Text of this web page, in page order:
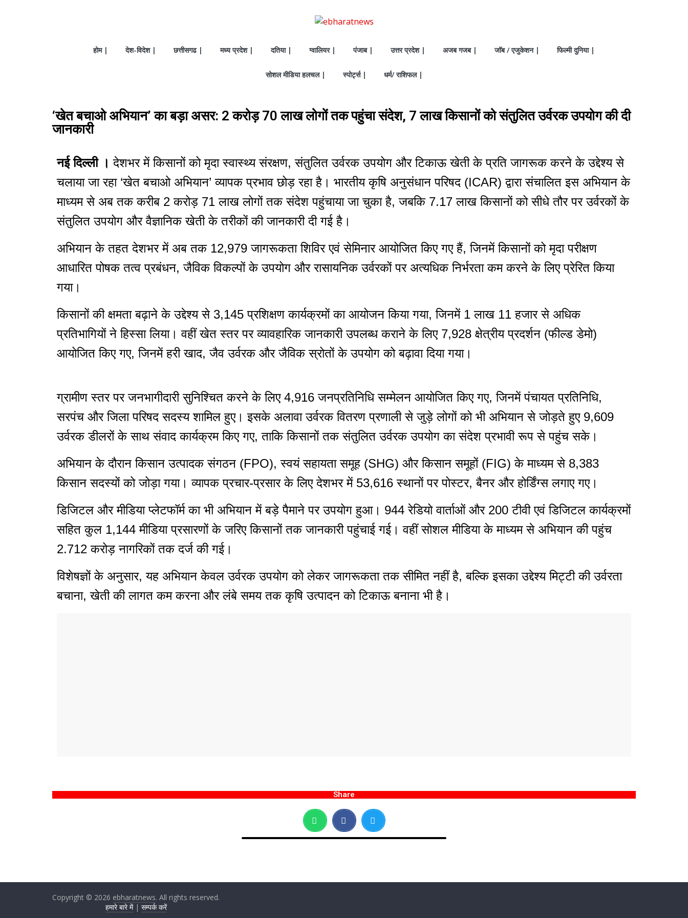
होम | देश-विदेश | छत्तीसगढ | मध्य प्रदेश | दतिया | ग्वालियर | पंजाब | उत्तर प्रदेश | अजब गजब | जॉब / एजुकेशन | फिल्मी दुनिया |
सोशल मीडिया हलचल | स्पोर्ट्स | धर्म/ राशिफल |
‘खेत बचाओ अभियान’ का बड़ा असर: 2 करोड़ 70 लाख लोगों तक पहुंचा संदेश, 7 लाख किसानों को संतुलित उर्वरक उपयोग की दी
जानकारी
नई दिल्ली । देशभर में किसानों को मृदा स्वास्थ्य संरक्षण, संतुलित उर्वरक उपयोग और टिकाऊ खेती के प्रति जागरूक करने के उद्देश्य से
चलाया जा रहा ‘खेत बचाओ अभियान’ व्यापक प्रभाव छोड़ रहा है। भारतीय कृषि अनुसंधान परिषद (ICAR) द्वारा संचालित इस अभियान के
माध्यम से अब तक करीब 2 करोड़ 71 लाख लोगों तक संदेश पहुंचाया जा चुका है, जबकि 7.17 लाख किसानों को सीधे तौर पर उर्वरकों के
संतुलित उपयोग और वैज्ञानिक खेती के तरीकों की जानकारी दी गई है।
अभियान के तहत देशभर में अब तक 12,979 जागरूकता शिविर एवं सेमिनार आयोजित किए गए हैं, जिनमें किसानों को मृदा परीक्षण
आधारित पोषक तत्व प्रबंधन, जैविक विकल्पों के उपयोग और रासायनिक उर्वरकों पर अत्यधिक निर्भरता कम करने के लिए प्रेरित किया
गया।
किसानों की क्षमता बढ़ाने के उद्देश्य से 3,145 प्रशिक्षण कार्यक्रमों का आयोजन किया गया, जिनमें 1 लाख 11 हजार से अधिक
प्रतिभागियों ने हिस्सा लिया। वहीं खेत स्तर पर व्यावहारिक जानकारी उपलब्ध कराने के लिए 7,928 क्षेत्रीय प्रदर्शन (फील्ड डेमो)
आयोजित किए गए, जिनमें हरी खाद, जैव उर्वरक और जैविक स्रोतों के उपयोग को बढ़ावा दिया गया।
ग्रामीण स्तर पर जनभागीदारी सुनिश्चित करने के लिए 4,916 जनप्रतिनिधि सम्मेलन आयोजित किए गए, जिनमें पंचायत प्रतिनिधि,
सरपंच और जिला परिषद सदस्य शामिल हुए। इसके अलावा उर्वरक वितरण प्रणाली से जुड़े लोगों को भी अभियान से जोड़ते हुए 9,609
उर्वरक डीलरों के साथ संवाद कार्यक्रम किए गए, ताकि किसानों तक संतुलित उर्वरक उपयोग का संदेश प्रभावी रूप से पहुंच सके।
अभियान के दौरान किसान उत्पादक संगठन (FPO), स्वयं सहायता समूह (SHG) और किसान समूहों (FIG) के माध्यम से 8,383
किसान सदस्यों को जोड़ा गया। व्यापक प्रचार-प्रसार के लिए देशभर में 53,616 स्थानों पर पोस्टर, बैनर और होर्डिंग्स लगाए गए।
डिजिटल और मीडिया प्लेटफॉर्म का भी अभियान में बड़े पैमाने पर उपयोग हुआ। 944 रेडियो वार्ताओं और 200 टीवी एवं डिजिटल कार्यक्रमों
सहित कुल 1,144 मीडिया प्रसारणों के जरिए किसानों तक जानकारी पहुंचाई गई। वहीं सोशल मीडिया के माध्यम से अभियान की पहुंच
2.712 करोड़ नागरिकों तक दर्ज की गई।
विशेषज्ञों के अनुसार, यह अभियान केवल उर्वरक उपयोग को लेकर जागरूकता तक सीमित नहीं है, बल्कि इसका उद्देश्य मिट्टी की उर्वरता
बचाना, खेती की लागत कम करना और लंबे समय तक कृषि उत्पादन को टिकाऊ बनाना भी है।
Share
Copyright © 2026 ebharatnews. All rights reserved.
हमारे बारे में| सम्पर्क करें